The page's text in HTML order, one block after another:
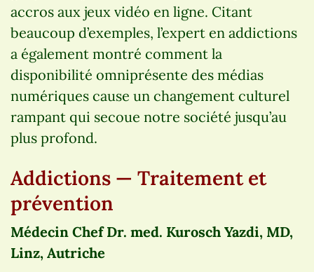
accros aux jeux vidéo en ligne. Citant
beaucoup d’exemples, l’expert en addictions
a également montré comment la
disponibilité omniprésente des médias
numériques cause un changement culturel
rampant qui secoue notre société jusqu’au
plus profond.
Addictions — Traitement et
prévention
Médecin Chef Dr. med. Kurosch Yazdi, MD,
Linz, Autriche